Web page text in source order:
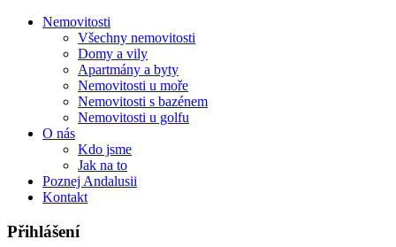
Nemovitosti
Všechny nemovitosti
Domy a vily
Apartmány a byty
Nemovitosti u moře
Nemovitosti s bazénem
Nemovitosti u golfu
O nás
Kdo jsme
Jak na to
Poznej Andalusii
Kontakt
Přihlášení